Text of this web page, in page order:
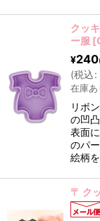
クッ
ー服 [
¥240
(税込:
在庫あ
リボ
の凹
表面
のパ
絵柄
〒 ク